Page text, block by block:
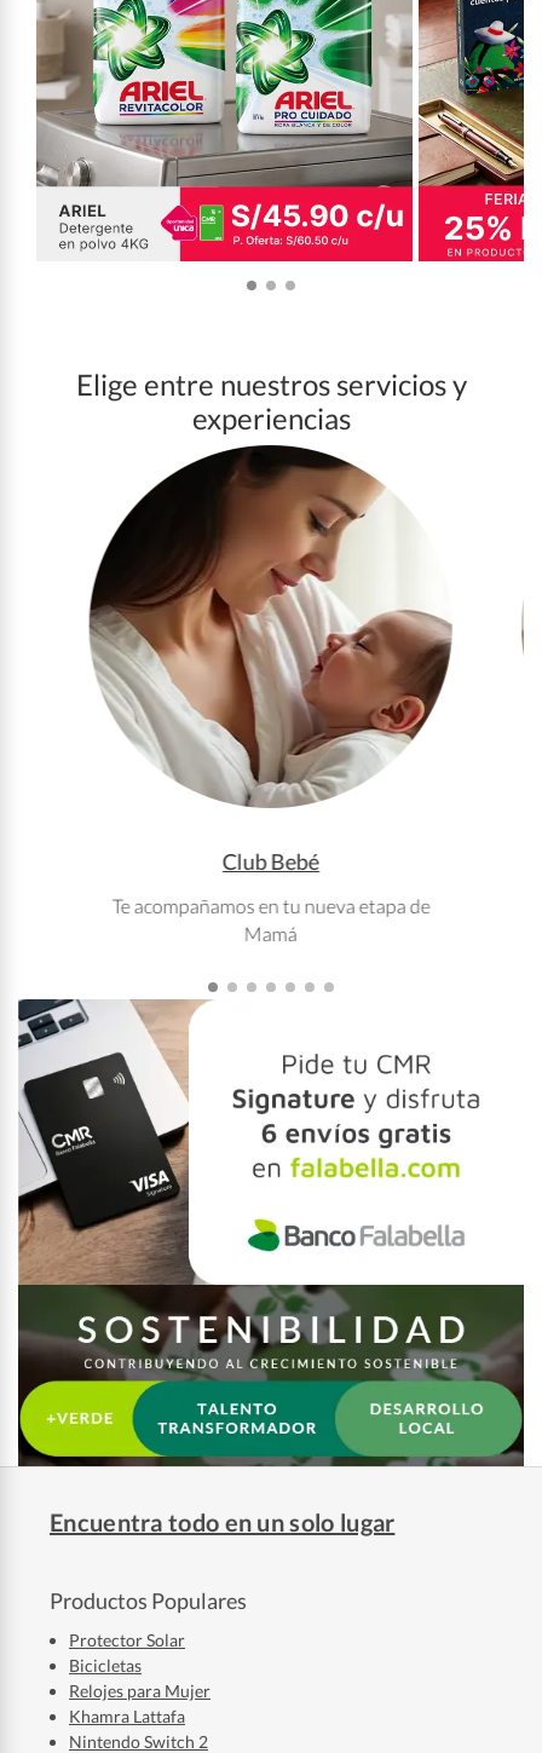
Elige entre nuestros servicios y
experiencias
Club Bebé
Te acompañamos en tu nueva etapa de
Mamá
Encuentra todo en un solo lugar
Productos Populares
Protector Solar
Bicicletas
Relojes para Mujer
Khamra Lattafa
Nintendo Switch 2